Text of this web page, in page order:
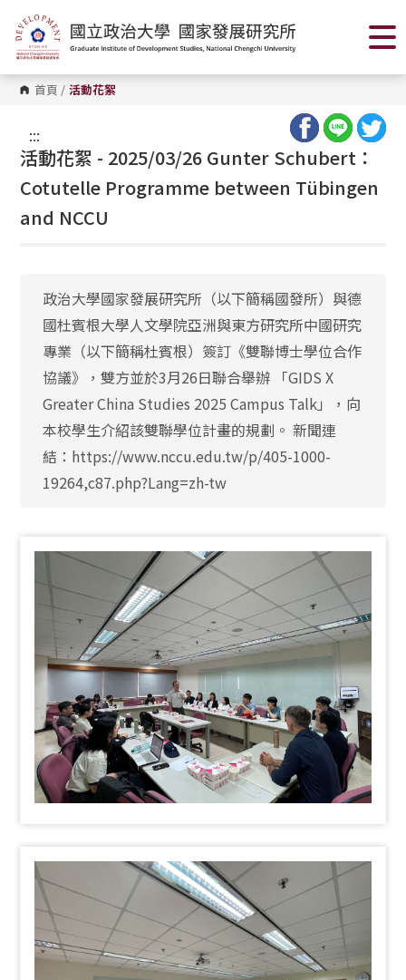
到
主
要
內
容
區 首頁 / 活動花絮
:::
活動花絮 - 2025/03/26 Gunter Schubert：
Cotutelle Programme between Tübingen
and NCCU
政治大學國家發展研究所（以下簡稱國發所）與德
國杜賓根大學人文學院亞洲與東方研究所中國研究
專業（以下簡稱杜賓根）簽訂《雙聯博士學位合作
協議》，雙方並於3月26日聯合舉辦 「GIDS X
Greater China Studies 2025 Campus Talk」，向
本校學生介紹該雙聯學位計畫的規劃。 新聞連
結：https://www.nccu.edu.tw/p/405-1000-
19264,c87.php?Lang=zh-tw